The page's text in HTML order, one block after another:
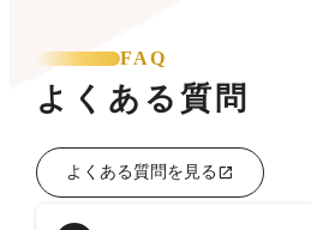
FAQ
よくある質問
よくある質問を見る